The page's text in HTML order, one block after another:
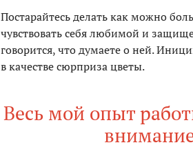
Постарайтесь делать как можно
чувствовать себя любимой и
говорится, что думаете о ней.
в качестве сюрприза цветы.
Весь мой опыт